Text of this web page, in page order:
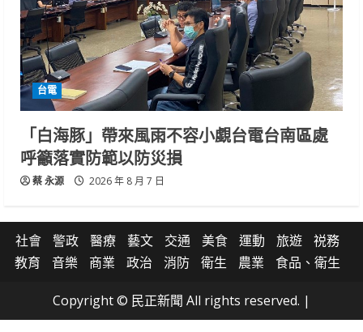
台電
「白海豚」帶來風雨不容小覷台電台南區處
呼籲落實防範以防災損
蔡 永源 2026 年 8 月 7 日
社會 警政 醫療 藝文 交通 美食 運動 旅遊
祱務
教育
音樂 商業 政治 消防 衛生 農業 食品、衛生
Copyright © 民正新聞 All rights reserved. |